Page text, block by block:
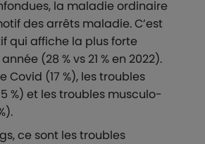
la maladie ordinaire
des arrêts maladie. C’est
qui affiche la plus forte
(28 % vs 21 % en 2022).
Covid (17 %), les troubles
%) et les troubles musculo-
ce sont les troubles